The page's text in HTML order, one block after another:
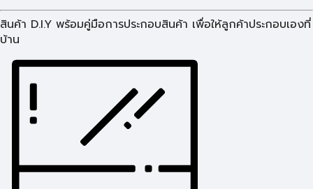
สินค้า D.I.Y พร้อมคู่มือการประกอบสินค้า เพื่อให้ลูกค้าประกอบเองที่
บ้าน